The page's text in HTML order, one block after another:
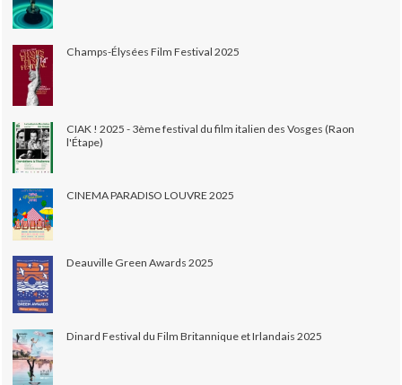
Champs-Élysées Film Festival 2025
CIAK ! 2025 - 3ème festival du film italien des Vosges (Raon
l'Étape)
CINEMA PARADISO LOUVRE 2025
Deauville Green Awards 2025
Dinard Festival du Film Britannique et Irlandais 2025